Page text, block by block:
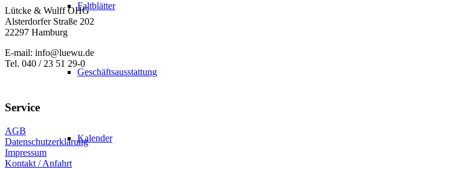
Faltblätter
Geschäftsausstattung
Kalender
Lütcke & Wulff OHG
Alsterdorfer Straße 202
22297 Hamburg
E-mail: info@luewu.de
Tel. 040 / 23 51 29-0
Service
AGB
Datenschutzerklärung
Impressum
Kontakt / Anfahrt